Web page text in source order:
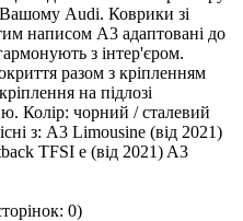
Вашому Audi. Коврики зі
написом A3 адаптовані до
з інтер'єром.
разом з кріпленням
на підлозі
Колір: чорний / сталевий
з: A3 Limousine (від 2021)
TFSI e (від 2021) A3
0)